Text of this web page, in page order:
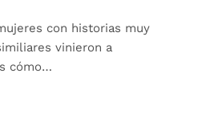
con historias muy
vinieron a
cómo…